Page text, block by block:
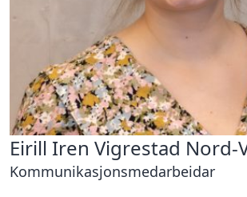
Eirill Iren Vigrestad Nord-
Kommunikasjonsmedarbeidar